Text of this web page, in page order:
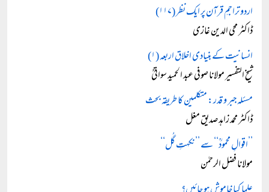
اردو تراجمِ قرآن پر ایک نظر (۱۱۷)
ڈاکٹر محی الدین غازی
انسانیت کے بنیادی اخلاق اربعہ (۱)
شیخ التفسیر مولانا صوفی عبد الحمید سواتیؒ
مسئلہ جبر و قدر: متکلمین کا طریقہ بحث
ڈاکٹر محمد زاہد صدیق مغل
’’اقوالِ محمودؒ‘‘ سے ’’نکہتِ گُل‘‘
مولانا فضل الرحمٰن